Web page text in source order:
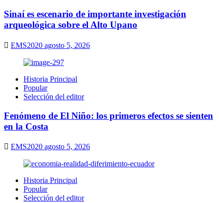
Sinaí es escenario de importante investigación
arqueológica sobre el Alto Upano
EMS2020 agosto 5, 2026
Historia Principal
Popular
Selección del editor
Fenómeno de El Niño: los primeros efectos se sienten
en la Costa
EMS2020 agosto 5, 2026
Historia Principal
Popular
Selección del editor